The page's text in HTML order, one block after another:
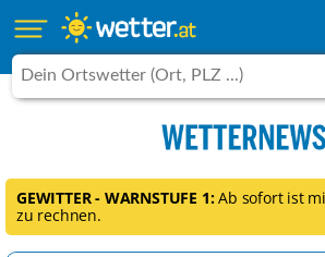
GEWITTER - WARNSTUFE 1:Ab sofort ist
zu rechnen.